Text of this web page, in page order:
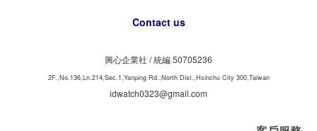
Contact us
興心企業社 /統編 50705236
2F.,No.136,Ln.214,Sec.1,Yanping Rd.,North Dist.,Hsinchu City 300,Taiwan
idwatch0323@gmail.com